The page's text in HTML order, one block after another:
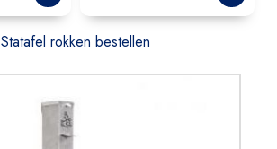
Statafel rokken bestellen